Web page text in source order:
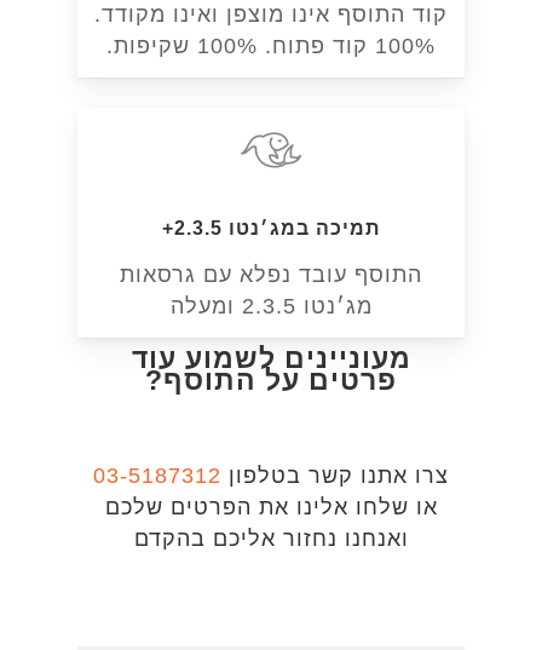
קוד התוסף אינו מוצפן ואינו מקודד.
100% קוד פתוח. 100% שקיפות.
תמיכה במג׳נטו 2.3.5+
התוסף עובד נפלא עם גרסאות
מג׳נטו 2.3.5 ומעלה
מעוניינים לשמוע עוד
פרטים על התוסף?
צרו אתנו קשר בטלפון 03-5187312
או שלחו אלינו את הפרטים שלכם
ואנחנו נחזור אליכם בהקדם